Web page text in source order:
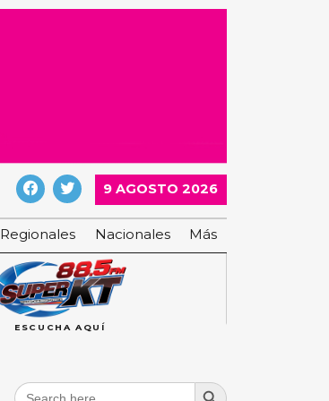
9 AGOSTO 2026
Regionales Nacionales Más
ESCUCHA AQUÍ
Search
Search Button